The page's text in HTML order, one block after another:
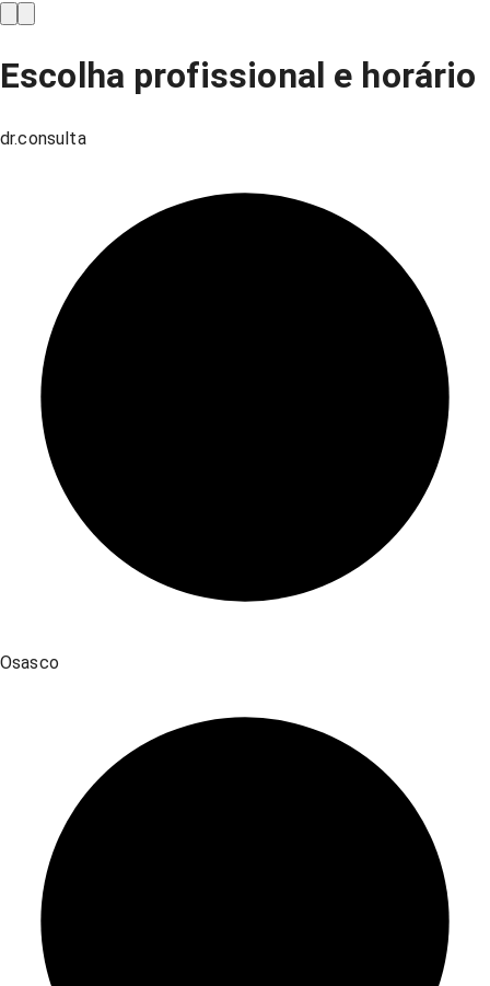
Escolha profissional e horário
dr.consulta
Osasco